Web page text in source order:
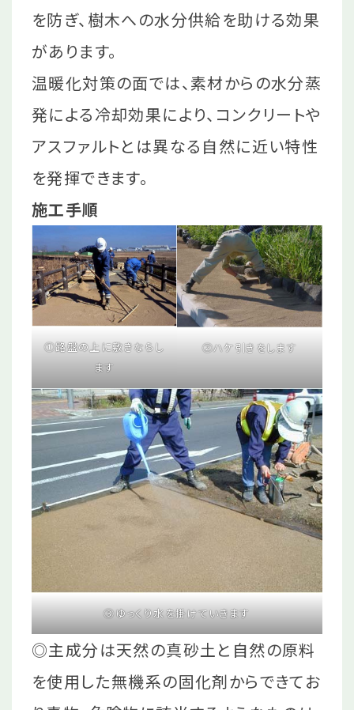
を防ぎ、樹木への水分供給を助ける効果
があります。
温暖化対策の面では、素材からの水分蒸
発による冷却効果により、コンクリートや
アスファルトとは異なる自然に近い特性
を発揮できます。
施工手順
①路盤の上に敷きならし
ます
②ハケ引きをします
③ゆっくり水を掛けていきます
◎主成分は天然の真砂土と自然の原料
を使用した無機系の固化剤からできてお